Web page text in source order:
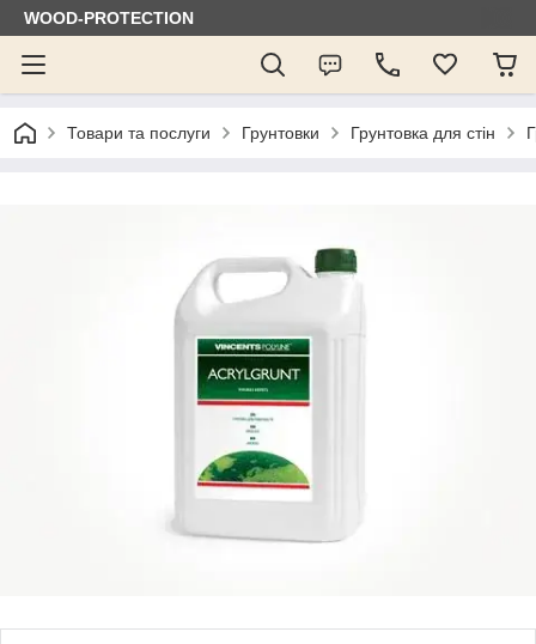
WOOD-PROTECTION
Товари та послуги Грунтовки Грунтовка для стін